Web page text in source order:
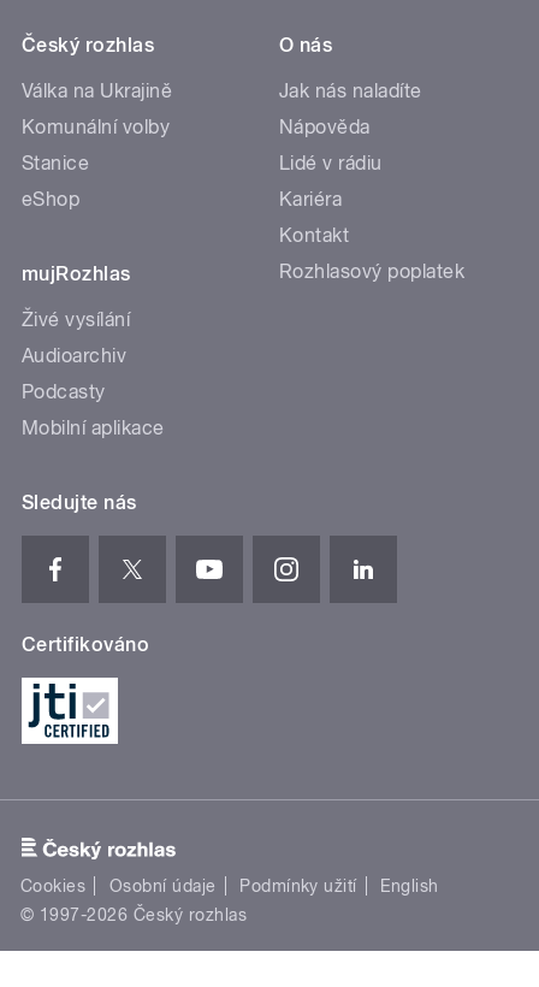
Český rozhlas
Válka na Ukrajině
Komunální volby
Stanice
eShop
mujRozhlas
Živé vysílání
Audioarchiv
Podcasty
Mobilní aplikace
O nás
Jak nás naladíte
Nápověda
Lidé v rádiu
Kariéra
Kontakt
Rozhlasový poplatek
Sledujte nás
Certifikováno
Cookies Osobní údaje Podmínky užití
English
© 1997-2026 Český rozhlas